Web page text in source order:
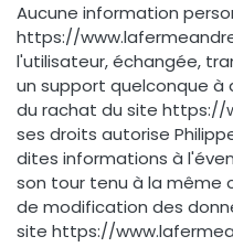
Aucune information
https://
l'utilisateur, échangée,
un support quelconque à
du rachat du site https://
ses droits autorise
dites informations à
son tour tenu à la même
de modification des
site https://